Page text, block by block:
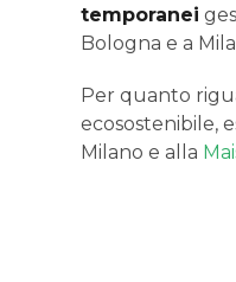
temporanei
Bologna e a
Per quanto
ecosostenibile,
Milano e alla